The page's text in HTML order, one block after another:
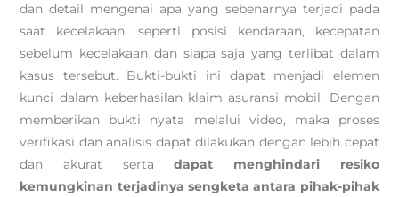
dan detail mengenai apa yang sebenarnya terjadi pada
saat kecelakaan, seperti posisi kendaraan, kecepatan
sebelum kecelakaan dan siapa saja yang terlibat dalam
kasus tersebut. Bukti-bukti ini dapat menjadi elemen
kunci dalam keberhasilan klaim asuransi mobil. Dengan
memberikan bukti nyata melalui video, maka proses
verifikasi dan analisis dapat dilakukan dengan lebih cepat
dan akurat sertadapat menghindari resiko
kemungkinan terjadinya sengketa antara pihak-pihak